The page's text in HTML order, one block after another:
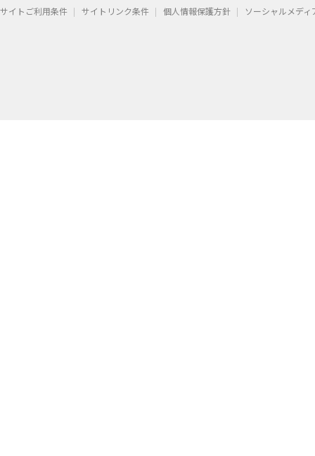
サイトご利用条件 サイトリンク条件 個人情報保護方針 ソーシャルメデ